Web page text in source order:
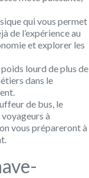
qui vous permet
de l’expérience au
et explorer les
lourd de plus de
dans le
de bus, le
à
vous prépareront à